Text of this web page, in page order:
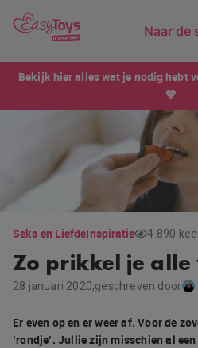
Naar de
Bekijk hier alles wat je nodig hebt
💙
Seks en LiefdeInspiratie 4.890
Zo prikkel je
28 januari 2020,geschreven door
Er even op en er weer af. Voor de
‘rondje’. Jullie zijn misschien al